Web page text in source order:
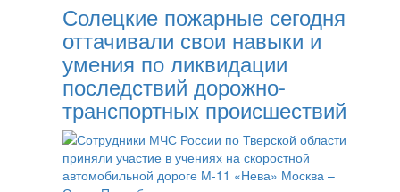
Солецкие пожарные сегодня
оттачивали свои навыки и
умения по ликвидации
последствий дорожно-
транспортных происшествий